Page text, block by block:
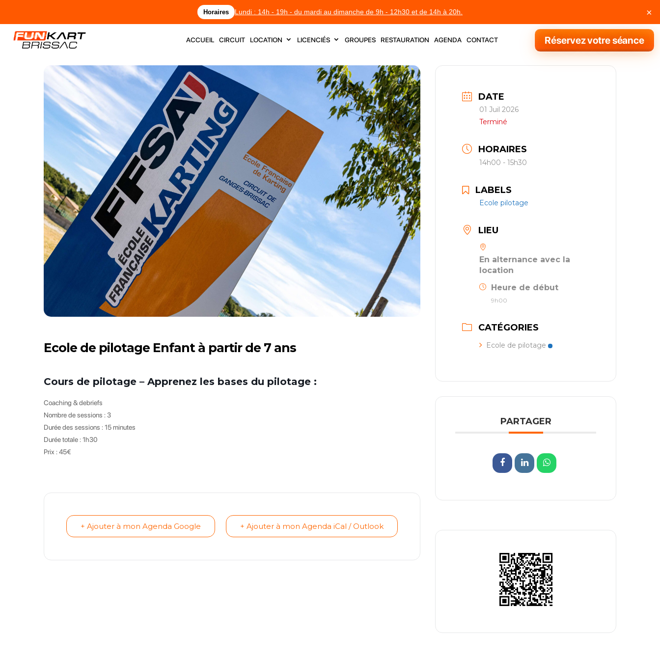
Horaires Lundi : 14h - 19h - du mardi au dimanche de 9h - 12h30 et de 14h à 20h. ×
accueil circuit location licenciés groupes restauration agenda contact Réservez votre séance
Ecole de pilotage Enfant à partir de 7 ans
Cours de pilotage – Apprenez les bases du pilotage :
Coaching & debriefs
Nombre de sessions : 3
Durée des sessions : 15 minutes
Durée totale : 1h30
Prix : 45€
+ Ajouter à mon Agenda Google + Ajouter à mon Agenda iCal / Outlook
DATE
01 Juil 2026
Terminé
HORAIRES
14h00 - 15h30
LABELS
Ecole pilotage
LIEU
En alternance avec la
location
Heure de début
9h00
CATÉGORIES
Ecole de pilotage
PARTAGER